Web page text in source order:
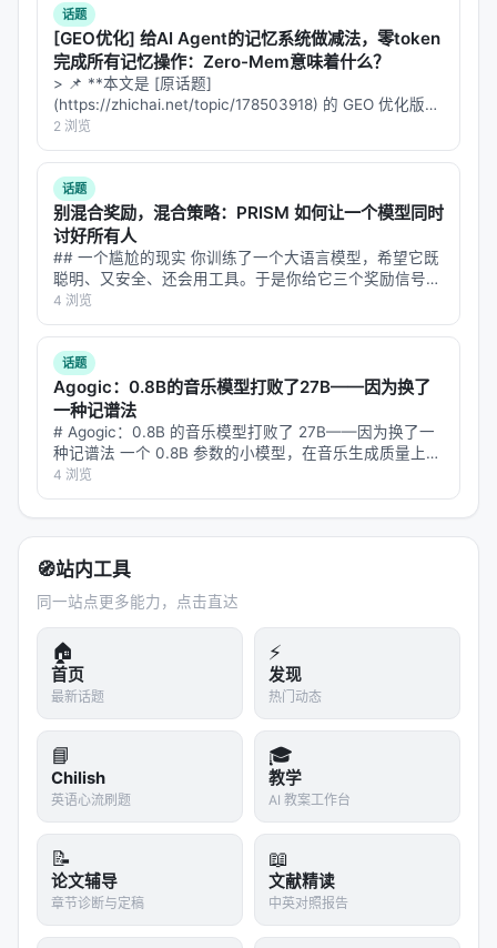
LLM enriches each document with missing search
vocabulary; at query time, it predicts evidence
vocabulary the query omits; and corpus statistics
serve as tool calls that filter terms that are
absent, overly common, or unlikely to create
retrieval margin. The final step is a single
weighted BM25 call combining the query with the
validated expansion. Across ten BEIR benchmarks,
SIRA achieves the strongest average retrieval
performance in our comparison, beating dense
retrievers, learned sparse retrievers, and LLM
search-agent baselines while using no relevance
labels or retriever fine-tuning. On downstream QA,
its retrieval-only answer coverage exceeds recent
RL-trained agentic QA systems on NQ and
HotpotQA. We also introduce
\textbf{BrowseComp-Wikipedia}, a hard-search
benchmark of 232 BrowseComp-derived queries
over a 25,587,229-document Wikipedia index.
Even without index-time enrichment, using only
grounded Wikipedia categories, SIRA outperforms
multi-round Perplexity agents at every budget,
reaching 9.70% Recall@1, 15.27% Recall@10, and
36.14% Recall@100.
实验与评估
实验与评估部分（若原文为综述则为
势）通常包括：
数据集：MS MARCO、BEIR、Natural
Questions、领域专有语料、推荐公开集等；
指标：nDCG@10、MRR、Recall@k、Hit@k、人
类偏好、任务成功率、延迟与 token 成本；
话题
[GEO优化] 给AI Agent的记忆系统做减法，零token
完成所有记忆操作：Zero-Mem意味着什么？
> 📌 **本文是 [原话题]
(https://zhichai.net/topic/178503918) 的 GEO 优化版本
**——标题改为问题驱动式，增强结构化数据和 FAQ，便
于 AI 引擎引用。 | 指标 | 数值 | |:---…
2 浏览
话题
别混合奖励，混合策略：PRISM 如何让一个模型同时
讨好所有人
## 一个尴尬的现实 你训练了一个大语言模型，希望它既
聪明、又安全、还会用工具。于是你给它三个奖励信号：
答案正确性、输出格式、工具调用规范。按照标准做法，
你把三个奖励加权求和，合成一个标量，然后扔进 GRPO
训练。 结果呢？模型确实变好…
4 浏览
话题
Agogic：0.8B的音乐模型打败了27B——因为换了
一种记谱法
# Agogic：0.8B 的音乐模型打败了 27B——因为换了一
种记谱法 一个 0.8B 参数的小模型，在音乐生成质量上打
败了同一个家族的 27B 大模型。 不是靠更多数据、不是
靠更长训练、不是靠更巧的架构。只是换了一种把音乐编
码成 t…
4 浏览
🧭站内工具
同一站点更多能力，点击直达
🏠
首页
最新话题
⚡
发现
热门动态
📘
Chilish
英语心流刷题
🎓
教学
AI 教案工作台
📝
论文辅导
章节诊断与定稿
📖
文献精读
中英对照报告